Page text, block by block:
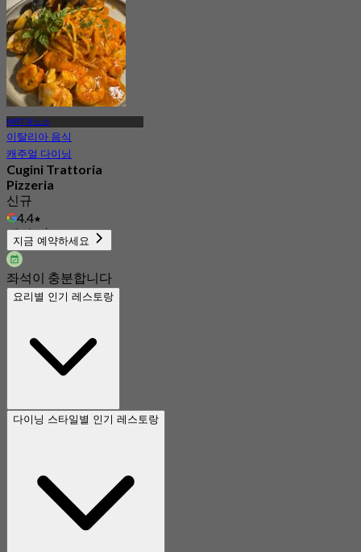
MRT 유노스
이탈리아 음식
캐주얼 다이닝
Cugini Trattoria
Pizzeria
신규
4.4
에서S$ 42.5
지금 예약하세요
좌석이 충분합니다
요리별 인기 레스토랑
다이닝 스타일별 인기 레스토랑